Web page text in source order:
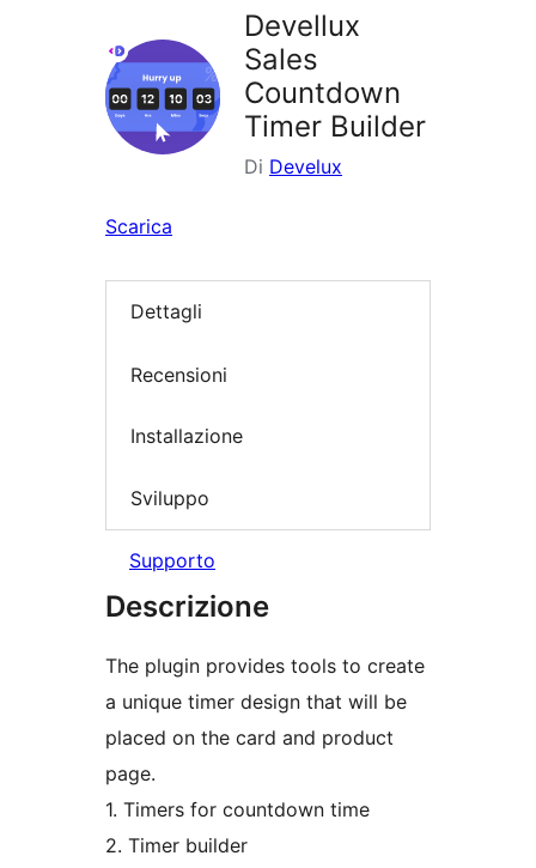
Devellux
Sales
Countdown
Timer Builder
Di Develux
Scarica
Dettagli
Recensioni
Installazione
Sviluppo
Supporto
Descrizione
The plugin provides tools to create
a unique timer design that will be
placed on the card and product
page.
1. Timers for countdown time
2. Timer builder